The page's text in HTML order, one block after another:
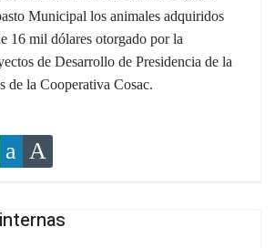
Municipal los animales adquiridos
16 mil dólares otorgado por la
de Desarrollo de Presidencia de la
de la Cooperativa Cosac.